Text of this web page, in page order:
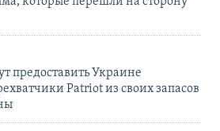
предоставить Украине
Patriot из своих запасов